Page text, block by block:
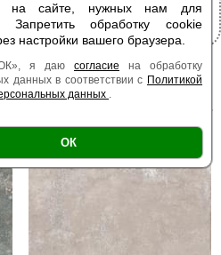
на сайте, нужных нам для
Запретить обработку cookie
настройки вашего браузера.
я даю согласие на обработку
данных в соответствии с Политикой
данных .
ОК
В КОРЗИНУ
| Поверхность |
Есть образец